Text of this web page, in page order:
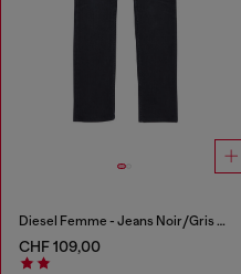
Diesel Femme - Jeans Noir/Gris foncé
CHF 109,00